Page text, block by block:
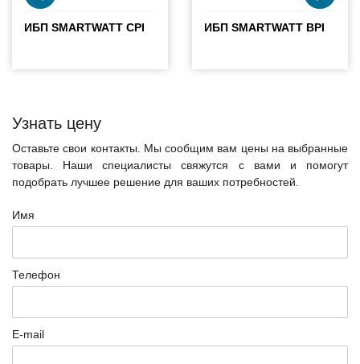
ИБП SMARTWATT CPI ИБП SMARTWATT BPI
Узнать цену
Оставьте свои контакты. Мы сообщим вам цены на выбранные
товары. Наши специалисты свяжутся с вами и помогут
подобрать лучшее решение для ваших потребностей.
Имя
Телефон
E-mail